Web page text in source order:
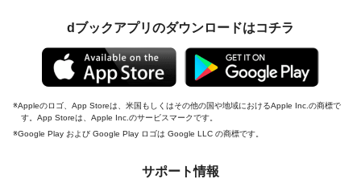
dブックアプリのダウンロードはコチラ
Appleのロゴ、App Storeは、米国もしくはその他の国や地域におけるApple Inc.の商標で
す。App Storeは、Apple Inc.のサービスマークです。
Google Play および Google Play ロゴは Google LLC の商標です。
サポート情報